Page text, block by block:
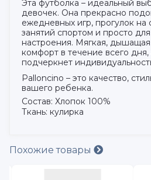
Эта футболка – идеальный
девочек. Она прекрасно
ежедневных игр, прогулок на
занятий спортом и просто
настроения. Мягкая,
комфорт в течение всего
подчеркнет
Palloncino – это качество,
вашего ребенка.
Состав: Хлопок 100%
Ткань: кулирка
Похожие товары